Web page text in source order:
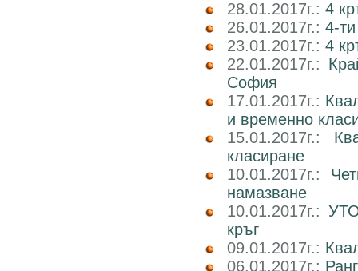
28.01.2017г.: 4
26.01.2017г.: 4-
23.01.2017г.: 4
22.01.2017г.:
София
17.01.2017г.:
и временно
15.01.2017г.:
класиране
10.01.2017г.:
намазване
10.01.2017г.:
кръг
09.01.2017г.:
06.01.2017г.: